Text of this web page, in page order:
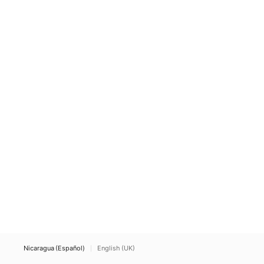
Nicaragua (Español) English (UK)